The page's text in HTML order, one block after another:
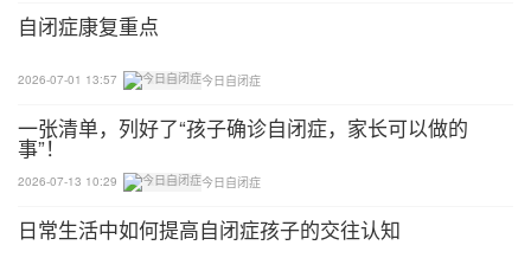
毕业生进入高等学府；2008年，学校实现了张家口
市残疾学生高考本科“零”的突破，学校的高考成绩逐
实现了高考升学100%、本科录取100%的奋斗目标。
“2005年，我的学生第一次参加高考就被录取了，当
时全校都沸腾了！”说起那时的场景，苏富梅仍然很
自闭症康复重点
2026-07-01 13:57 今日自闭症
一张清单，列好了“孩子确诊自闭症，家长可以做的
事”！
2026-07-13 10:29 今日自闭症
​日常生活中如何提高自闭症孩子的交往认知